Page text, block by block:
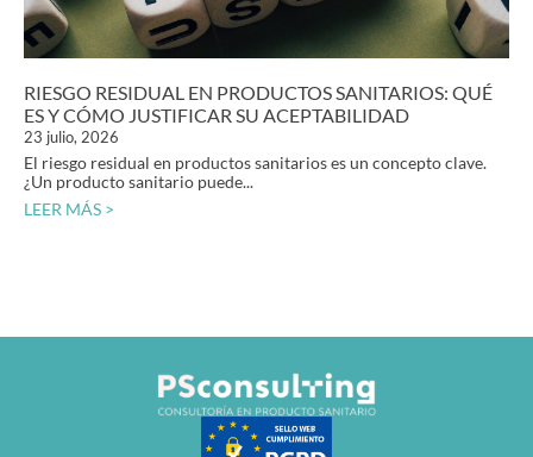
RIESGO RESIDUAL EN PRODUCTOS SANITARIOS: QUÉ
ES Y CÓMO JUSTIFICAR SU ACEPTABILIDAD
23 julio, 2026
El riesgo residual en productos sanitarios es un concepto clave.
¿Un producto sanitario puede...
LEER MÁS >